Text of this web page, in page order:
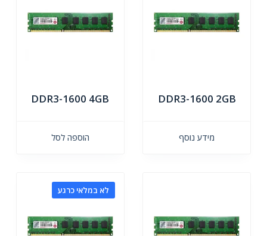
DDR3-1600 2GB
מידע נוסף
DDR3-1600 4GB
הוספה לסל
לא במלאי כרגע